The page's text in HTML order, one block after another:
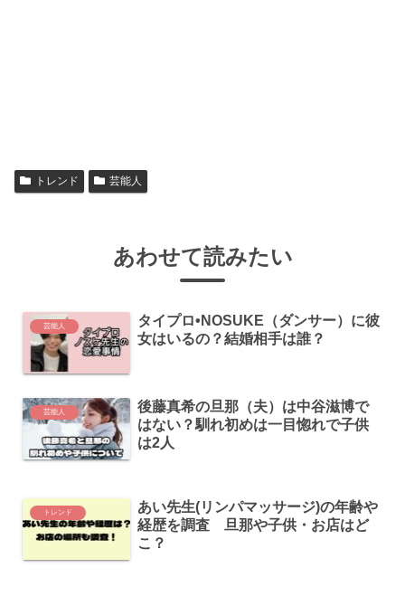
トレンド 芸能人
あわせて読みたい
芸能人
タイプロ•NOSUKE（ダンサー）に彼
女はいるの？結婚相手は誰？
芸能人
後藤真希の旦那（夫）は中谷滋博で
はない？馴れ初めは一目惚れで子供
は2人
トレンド
あい先生(リンパマッサージ)の年齢や
経歴を調査 旦那や子供・お店はど
こ？